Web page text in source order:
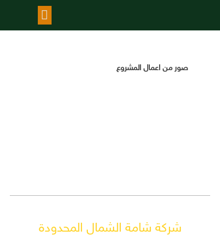
صور من اعمال المشروع
شركة شامة الشمال المحدودة